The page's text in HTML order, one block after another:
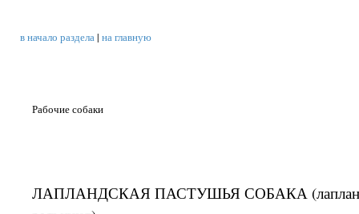
в начало раздела| на главную
Рабочие собаки
ЛАПЛАНДСКАЯ ПАСТУШЬЯ СОБАКА